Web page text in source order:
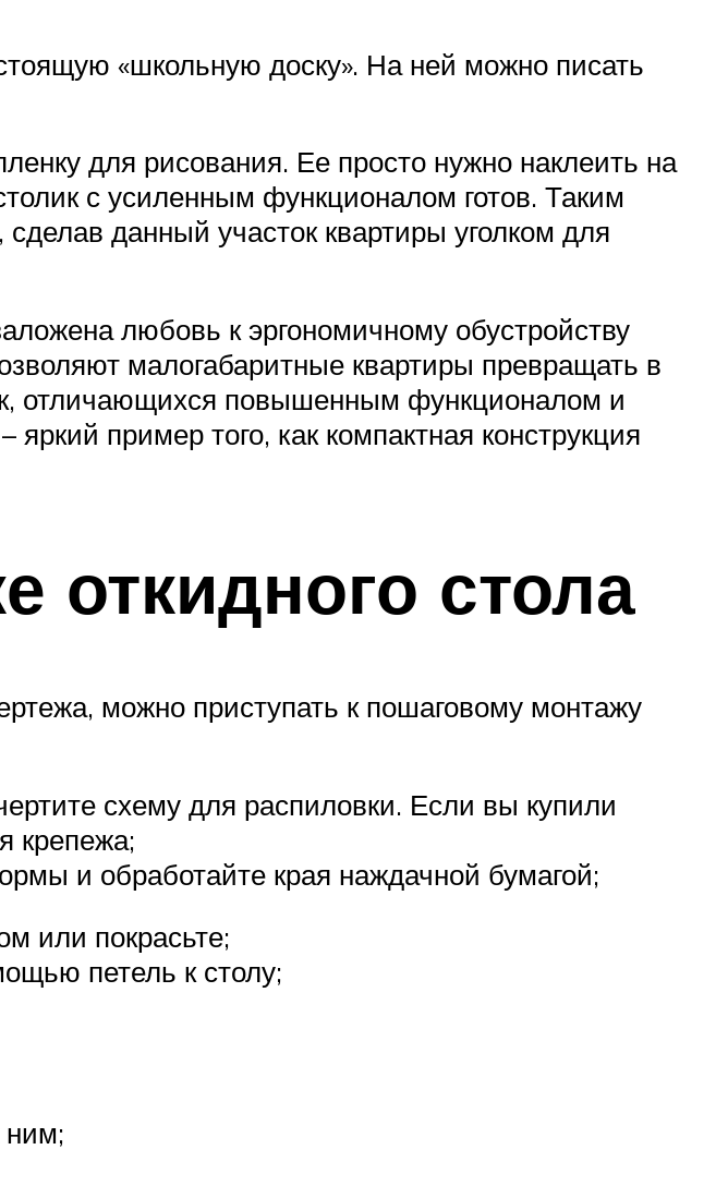
«школьную доску». На ней можно писать
для рисования. Ее просто нужно наклеить на
с усиленным функционалом готов. Таким
данный участок квартиры уголком для
любовь к эргономичному обустройству
малогабаритные квартиры превращать в
отличающихся повышенным функционалом и
пример того, как компактная конструкция
откидного стола
можно приступать к пошаговому монтажу
схему для распиловки. Если вы купили
крепежа;
и обработайте края наждачной бумагой;
или покрасьте;
петель к столу;
ним;